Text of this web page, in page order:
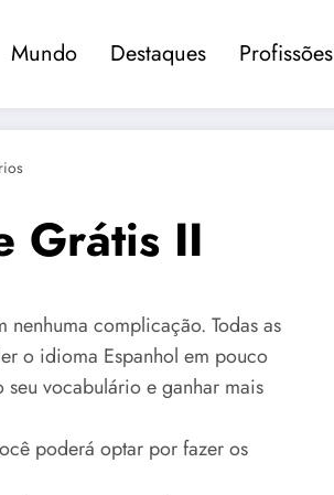
Mundo Destaques Profissões
Grátis II
complicação. Todas as
o idioma Espanhol em pouco
vocabulário e ganhar mais
poderá optar por fazer os